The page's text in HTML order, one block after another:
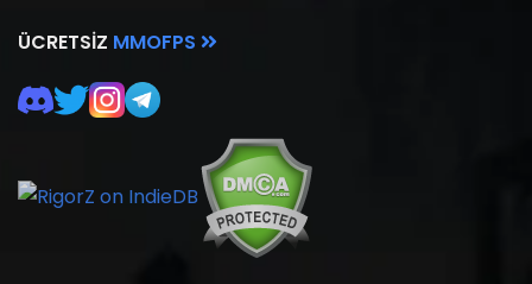
ÜCRETSIZ MMOFPS